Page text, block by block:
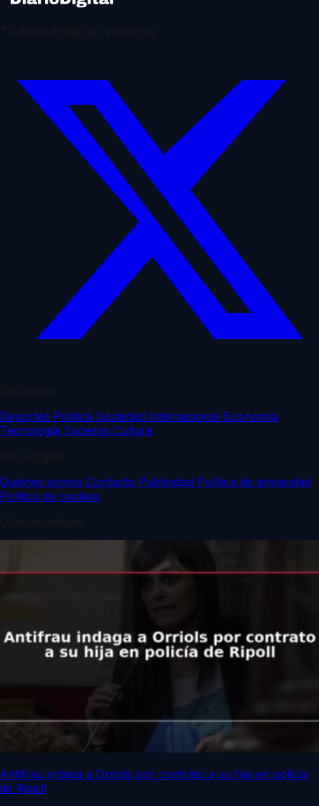
Deportes Política Sociedad Internacional Economía
Tecnología Sucesos Cultura
Quiénes somos Contacto Publicidad Política de privacidad
Política de cookies
Antifrau indaga a Orriols por contrato a su hija en policía
de Ripoll